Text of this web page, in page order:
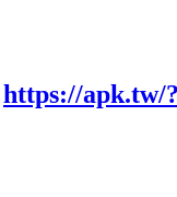
https://apk.tw/